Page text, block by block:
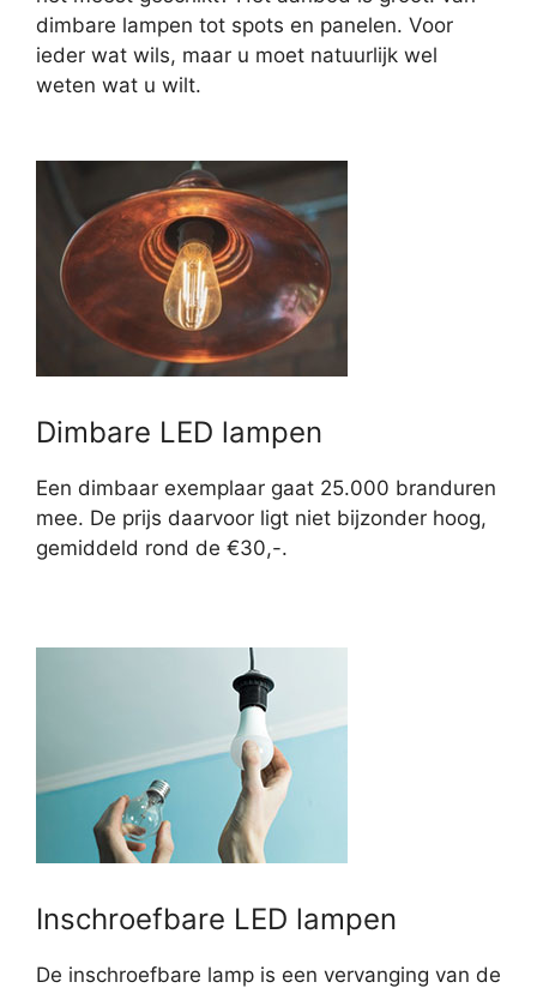
dimbare lampen tot spots en panelen. Voor
ieder wat wils, maar u moet natuurlijk wel
weten wat u wilt.
Dimbare LED lampen
Een dimbaar exemplaar gaat 25.000 branduren
mee. De prijs daarvoor ligt niet bijzonder hoog,
gemiddeld rond de €30,-.
Inschroefbare LED lampen
De inschroefbare lamp is een vervanging van de